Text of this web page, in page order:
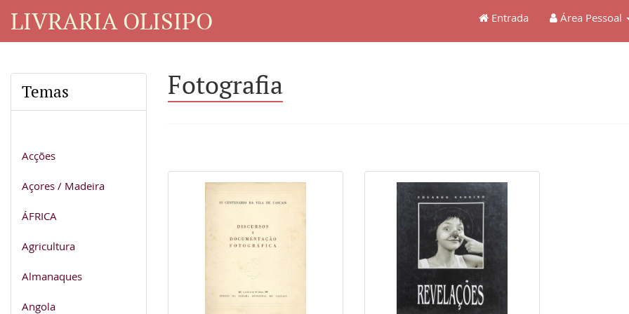
LIVRARIA OLISIPO Entrada Área Pessoal
Temas
Acções
Açores / Madeira
ÁFRICA
Agricultura
Almanaques
Angola
Fotografia